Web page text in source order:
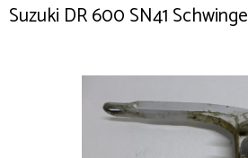
Suzuki DR 600 SN41 Schwinge